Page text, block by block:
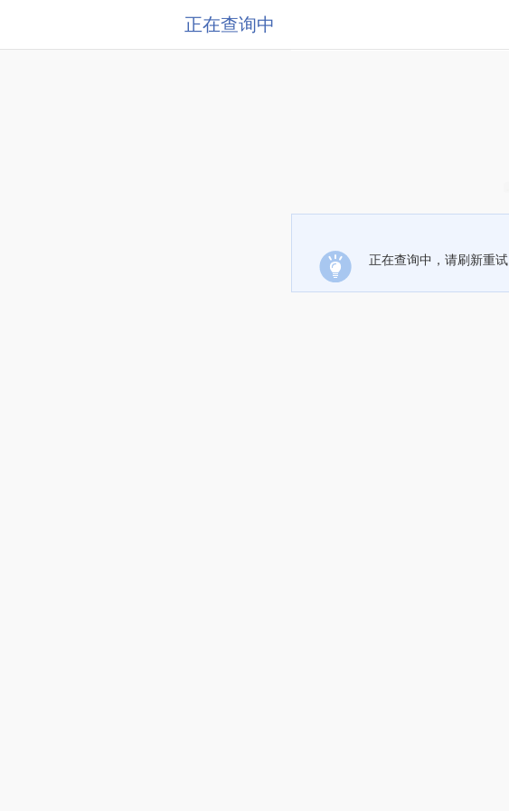
正在查询中
正在查询中，请刷新重试